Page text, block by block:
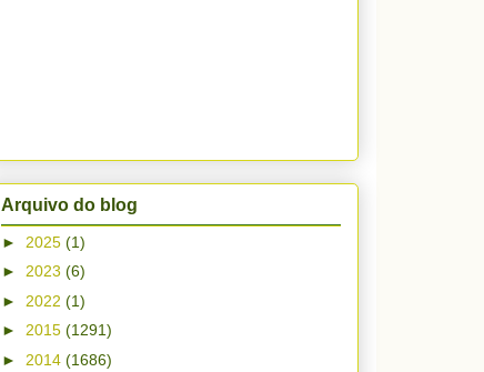
Arquivo do blog
► 2025 (1)
► 2023 (6)
► 2022 (1)
► 2015 (1291)
► 2014 (1686)